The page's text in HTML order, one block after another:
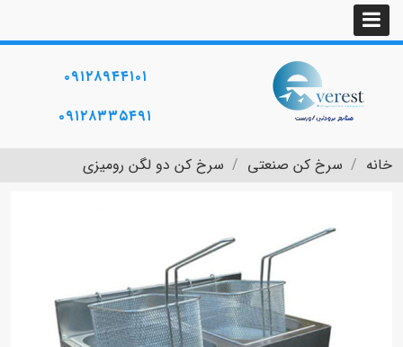
۰۹۱۲۸۹۴۴۱۰۱
۰۹۱۲۸۳۳۵۴۹۱
خانه سرخ کن صنعتی سرخ کن دو لگن رومیزی